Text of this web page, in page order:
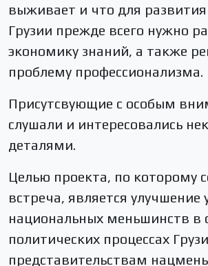
выживает и что для
Грузии прежде всего нужно
экономику знаний, а также
проблему профессионализма.
Присутсвующие с особым
слушали и интересовались
деталями.
Целью проекта, по которому
встреча, является улучшение
национальных меньшинств в
политических процессах
представительствам